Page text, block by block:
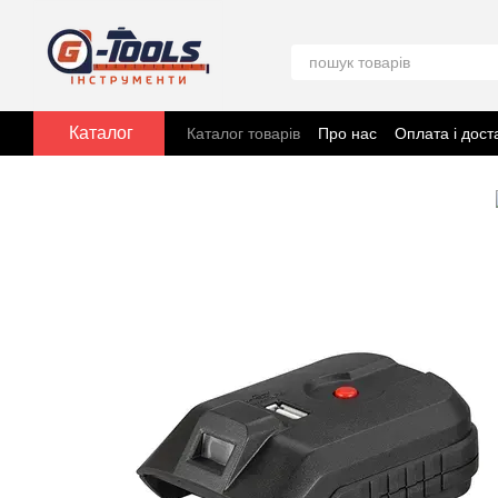
Каталог Каталог товарів Про нас Оплата і